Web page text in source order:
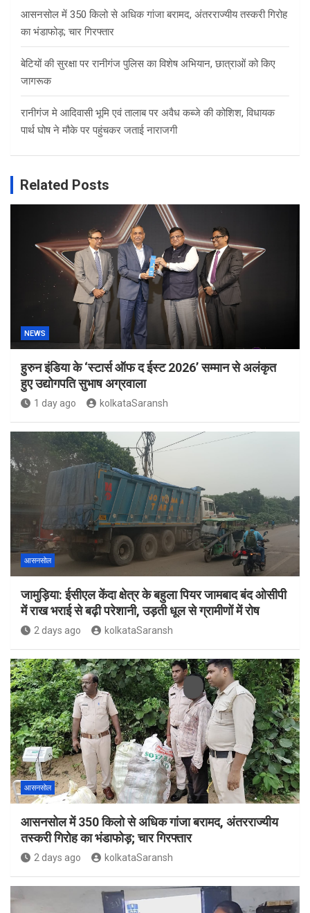
आसनसोल में 350 किलो से अधिक गांजा बरामद, अंतरराज्यीय तस्करी गिरोह
का भंडाफोड़; चार गिरफ्तार
बेटियों की सुरक्षा पर रानीगंज पुलिस का विशेष अभियान, छात्राओं को किए
जागरूक
रानीगंज मे आदिवासी भूमि एवं तालाब पर अवैध कब्जे की कोशिश, विधायक
पार्थ घोष ने मौके पर पहुंचकर जताई नाराजगी
Related Posts
NEWS
हुरुन इंडिया के ‘स्टार्स ऑफ द ईस्ट 2026’ सम्मान से अलंकृत
हुए उद्योगपति सुभाष अग्रवाला
1 day ago kolkataSaransh
आसनसोल
जामुड़िया: ईसीएल केंदा क्षेत्र के बहुला पियर जामबाद बंद ओसीपी
में राख भराई से बढ़ी परेशानी, उड़ती धूल से ग्रामीणों में रोष
2 days ago kolkataSaransh
आसनसोल
आसनसोल में 350 किलो से अधिक गांजा बरामद, अंतरराज्यीय
तस्करी गिरोह का भंडाफोड़; चार गिरफ्तार
2 days ago kolkataSaransh